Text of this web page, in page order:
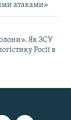
атаками»
Як ЗСУ
Росії в